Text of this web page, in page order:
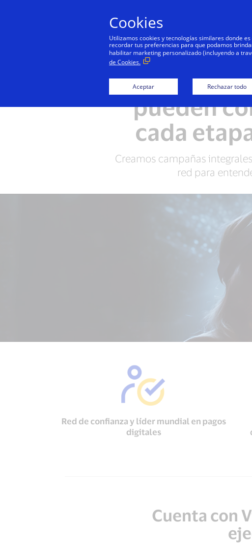
Las
pueden
cada
Creamos campañas
red para
Red de confianza y líder mundial en pagos
digitales
Cuenta con
Cookies
Utilizamos cookies y tecnologías similares donde
recordar tus preferencias para que podamos
habilitar marketing personalizado (incluyendo a
de Cookies.
Aceptar Rechazar todo